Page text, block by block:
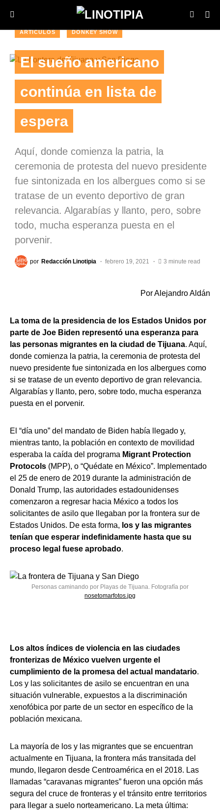
ARTÍCULOS DONKEY SHOW
El sueño americano
continúa en lista de
espera
Aquí, donde comienza la patria, la
ceremonia de protesta del nuevo presidente
fue sintonizada en los albergues como si se
tratase de un evento deportivo de gran
relevancia. Algarabías y llanto, pero, sobre
todo, mucha esperanza puesta en el
porvenir.
por Redacción Linotipia febrero 19, 2021 3 minute read
Por Alejandro Aldán
La toma de la presidencia de los Estados Unidos por
parte de Joe Biden representó una esperanza para
las personas migrantes en la ciudad de Tijuana. Aquí,
donde comienza la patria, la ceremonia de protesta del
nuevo presidente fue sintonizada en los albergues como
si se tratase de un evento deportivo de gran relevancia.
Algarabías y llanto, pero, sobre todo, mucha esperanza
puesta en el porvenir.
El “día uno” del mandato de Biden había llegado y,
mientras tanto, la población en contexto de movilidad
esperaba la caída del programa Migrant Protection
Protocols (MPP), o “Quédate en México”. Implementado
el 25 de enero de 2019 durante la administración de
Donald Trump, las autoridades estadounidenses
comenzaron a regresar hacia México a todos los
solicitantes de asilo que llegaban por la frontera sur de
Estados Unidos. De esta forma, los y las migrantes
tenían que esperar indefinidamente hasta que su
proceso legal fuese aprobado.
Personas caminando por Playas de Tijuana. Fotografía por
nosetomarfotos.jpg
Los altos índices de violencia en las ciudades
fronterizas de México vuelven urgente el
cumplimiento de la promesa del actual mandatario.
Los y las solicitantes de asilo se encuentran en una
situación vulnerable, expuestos a la discriminación
xenofóbica por parte de un sector en específico de la
población mexicana.
La mayoría de los y las migrantes que se encuentran
actualmente en Tijuana, la frontera más transitada del
mundo, llegaron desde Centroamérica en el 2018. Las
llamadas “caravanas migrantes” fueron una opción más
segura del cruce de fronteras y el tránsito entre territorios
para llegar a suelo norteamericano. La meta última: